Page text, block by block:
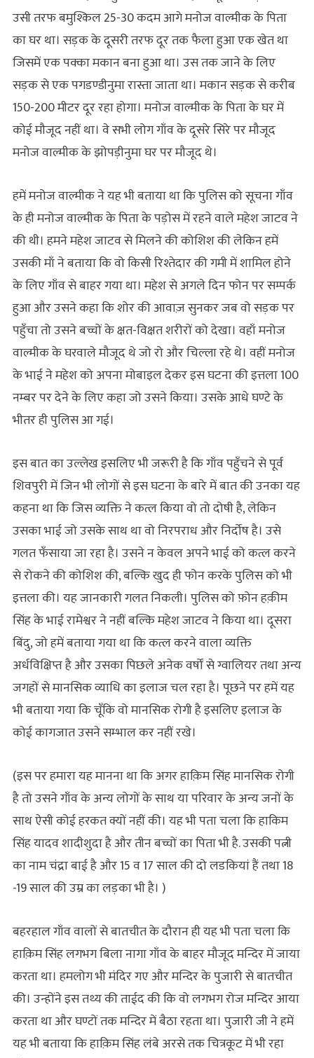
उसी तरफ बमुश्किल 25-30 कदम आगे मनोज वाल्मीक के पिता
का घर था। सड़क के दूसरी तरफ दूर तक फैला हुआ एक खेत था
जिसमें एक पक्का मकान बना हुआ था। उस तक जाने के लिए
सड़क से एक पगडण्डीनुमा रास्ता जाता था। मकान सड़क से करीब
150-200 मीटर दूर रहा होगा। मनोज वाल्मीक के पिता के घर में
कोई मौजूद नहीं था। वे सभी लोग गाँव के दूसरे सिरे पर मौजूद
मनोज वाल्मीक के झोपड़ीनुमा घर पर मौजूद थे।
हमें मनोज वाल्मीक ने यह भी बताया था कि पुलिस को सूचना गाँव
के ही मनोज वाल्मीक के पिता के पड़ोस में रहने वाले महेश जाटव ने
की थी। हमने महेश जाटव से मिलने की कोशिश की लेकिन हमें
उसकी माँ ने बताया कि वो किसी रिश्तेदार की गमी में शामिल होने
के लिए गाँव से बाहर गया था। महेश से अगले दिन फोन पर सम्पर्क
हुआ और उसने कहा कि शोर की आवाज़ सुनकर जब वो सड़क पर
पहुँचा तो उसने बच्चों के क्षत-विक्षत शरीरों को देखा। वहाँ मनोज
वाल्मीक के घरवाले मौजूद थे जो रो और चिल्ला रहे थे। वहीं मनोज
के भाई ने महेश को अपना मोबाइल देकर इस घटना की इत्तला 100
नम्बर पर देने के लिए कहा जो उसने किया। उसके आधे घण्टे के
भीतर ही पुलिस आ गई।
इस बात का उल्लेख इसलिए भी जरूरी है कि गाँव पहुँचने से पूर्व
शिवपुरी में जिन भी लोगों से इस घटना के बारे में बात की उनका यह
कहना था कि जिस व्यक्ति ने कत्ल किया वो तो दोषी है, लेकिन
उसका भाई जो उसके साथ था वो निरपराध और निर्दोष है। उसे
गलत फँसाया जा रहा है। उसने न केवल अपने भाई को कत्ल करने
से रोकने की कोशिश की, बल्कि खुद ही फोन करके पुलिस को भी
इत्तला की। यह जानकारी गलत निकली। पुलिस को फ़ोन हक़ीम
सिंह के भाई रामेश्वर ने नहीं बल्कि महेश जाटव ने किया था। दूसरा
बिंदु, जो हमें बताया गया था कि कत्ल करने वाला व्यक्ति
अर्धविक्षिप्त है और उसका पिछले अनेक वर्षों से ग्वालियर तथा अन्य
जगहों से मानसिक व्याधि का इलाज चल रहा है। पूछने पर हमें यह
भी बताया गया कि चूँकि वो मानसिक रोगी है इसलिए इलाज के
कोई कागजात उसने सम्भाल कर नहीं रखे।
(इस पर हमारा यह मानना था कि अगर हाक़िम सिंह मानसिक रोगी
है तो उसने गाँव के अन्य लोगों के साथ या परिवार के अन्य जनों के
साथ ऐसी कोई हरकत क्यों नहीं की। यह भी पता चला कि हाकिम
सिंह यादव शादीशुदा है और तीन बच्चों का पिता भी है. उसकी पत्नी
का नाम चंद्रा बाई है और 15 व 17 साल की दो लडकियां हैं तथा 18
-19 साल की उम्र का लड़का भी है। )
बहरहाल गाँव वालों से बातचीत के दौरान ही यह भी पता चला कि
हाक़िम सिंह लगभग बिला नागा गाँव के बाहर मौजूद मन्दिर में जाया
करता था। हमलोग भी मंदिर गए और मन्दिर के पुजारी से बातचीत
की। उन्होंने इस तथ्य की ताईद की कि वो लगभग रोज मन्दिर आया
करता था और घण्टों तक मन्दिर में बैठा रहता था। पुजारी जी ने हमें
यह भी बताया कि हाक़िम सिंह लंबे अरसे तक चित्रकूट में भी रहा